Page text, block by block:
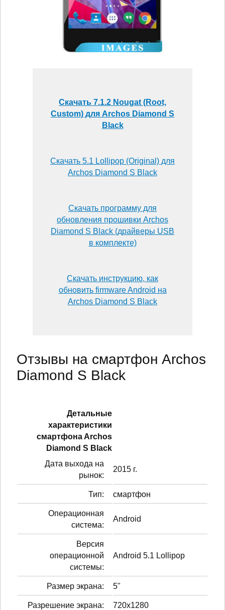
Скачать 7.1.2 Nougat (Root,
Custom) для Archos Diamond S
Black
Скачать 5.1 Lollipop (Original) для
Archos Diamond S Black
Скачать программу для
обновления прошивки Archos
Diamond S Black (драйверы USB
в комплекте)
Скачать инструкцию, как
обновить firmware Android на
Archos Diamond S Black
Отзывы на смартфон Archos
Diamond S Black
Детальные
характеристики
смартфонa Archos
Diamond S Black
Дата выхода на
рынок:
2015 г.
Тип: смартфон
Операционная
система:
Android
Версия
операционной
системы:
Android 5.1 Lollipop
Размер экрана: 5"
Разрешение экрана: 720x1280